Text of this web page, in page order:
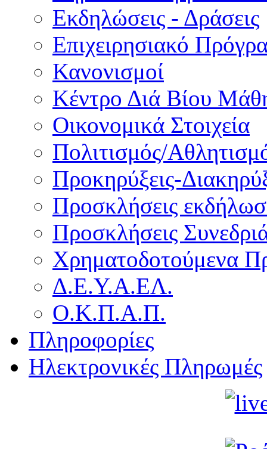
Εκδηλώσεις - Δράσεις
Επιχειρησιακό
Κανονισμοί
Κέντρο Διά Βίου
Οικονομικά Στοιχεία
Πολιτισμός/
Προκηρύξεις-
Προσκλήσεις
Προσκλήσεις
Χρηματοδοτούμενα
Δ.Ε.Υ.Α.ΕΛ.
Ο.Κ.Π.Α.Π.
Πληροφορίες
Ηλεκτρονικές Πληρωμές